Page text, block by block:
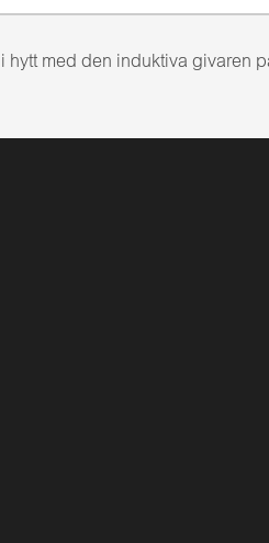
med den induktiva givaren